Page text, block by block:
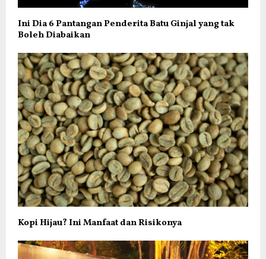
Ini Dia 6 Pantangan Penderita Batu Ginjal yang tak
Boleh Diabaikan
Kopi Hijau? Ini Manfaat dan Risikonya